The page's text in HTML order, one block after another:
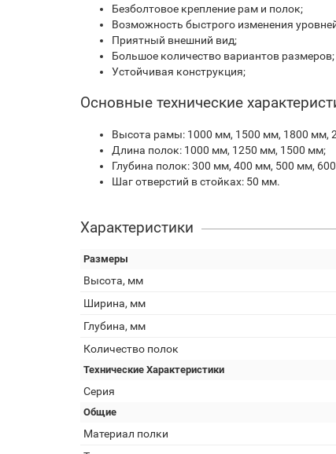
Безболтовое крепление рам и полок;
Возможность быстрого изменения
Приятный внешний вид;
Большое количество вариантов размеров;
Устойчивая конструкция;
Основные технические
Высота рамы: 1000 мм, 1500 мм, 1800 мм,
Длина полок: 1000 мм, 1250 мм, 1500 мм;
Глубина полок: 300 мм, 400 мм, 500 мм,
Шаг отверстий в стойках: 50 мм.
Характеристики
Размеры
Высота, мм
Ширина, мм
Глубина, мм
Количество полок
Технические Характеристики
Серия
Общие
Материал полки